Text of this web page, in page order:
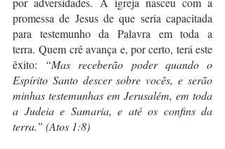
promessa de Jesus de que seria capacitada
para testemunho da Palavra em toda a
terra. Quem crê avança e, por certo, terá este
êxito: “Mas receberão poder quando o
Espírito Santo descer sobre vocês, e serão
minhas testemunhas em Jerusalém, em toda
a Judeia e Samaria, e até os confins da
terra.” (Atos 1:8)